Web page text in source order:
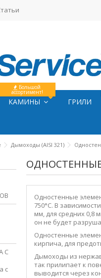
КАМИНЫ
Большой
ассортимент!
ГРИЛИ
Дымоходы (AISI 321)
ОДНОСТЕННЫЕ
Одностенные
750°С. В
мм, для средних 0,8
он не будет
Одностенные
кирпича, для
Дымоходы из
так прилипает к
выводится через
С